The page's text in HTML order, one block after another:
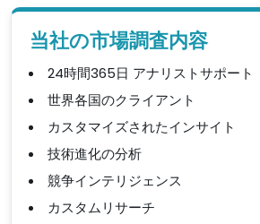
当社の市場調査内容
24時間365日 アナリストサポート
世界各国のクライアント
カスタマイズされたインサイト
技術進化の分析
競争インテリジェンス
カスタムリサーチ